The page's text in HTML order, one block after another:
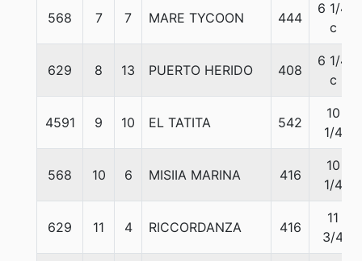
568 7 7 MARE TYCOON 444
6 1/4
c
629 8 13 PUERTO HERIDO 408
6 1/4
c
4591 9 10 EL TATITA 542
10
1/4
568 10 6 MISIIA MARINA 416
10
1/4
629 11 4 RICCORDANZA 416
11
3/4